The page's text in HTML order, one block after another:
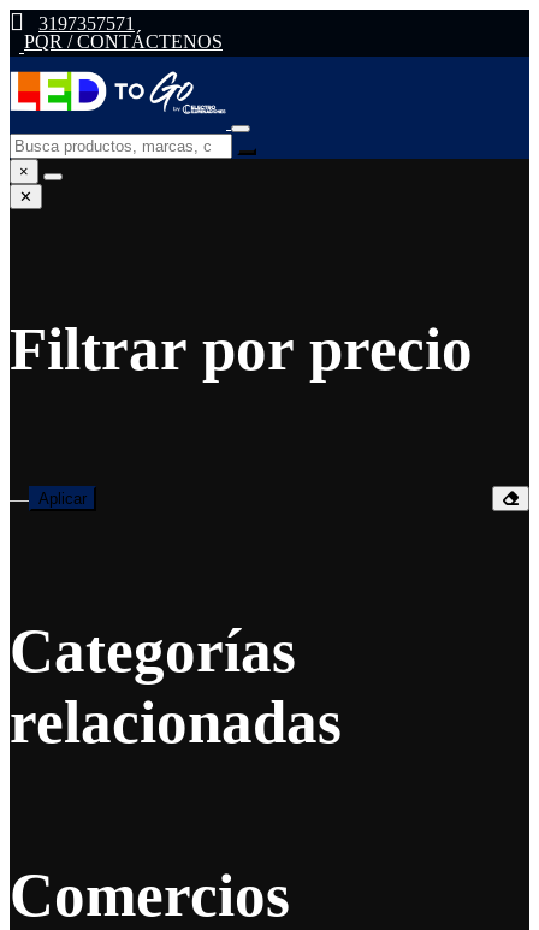
3197357571
PQR / CONTÁCTENOS
×
✕
Filtrar por precio
— Aplicar
Categorías
relacionadas
Comercios